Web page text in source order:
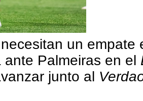
necesitan un empate
ante Palmeiras en el
junto al